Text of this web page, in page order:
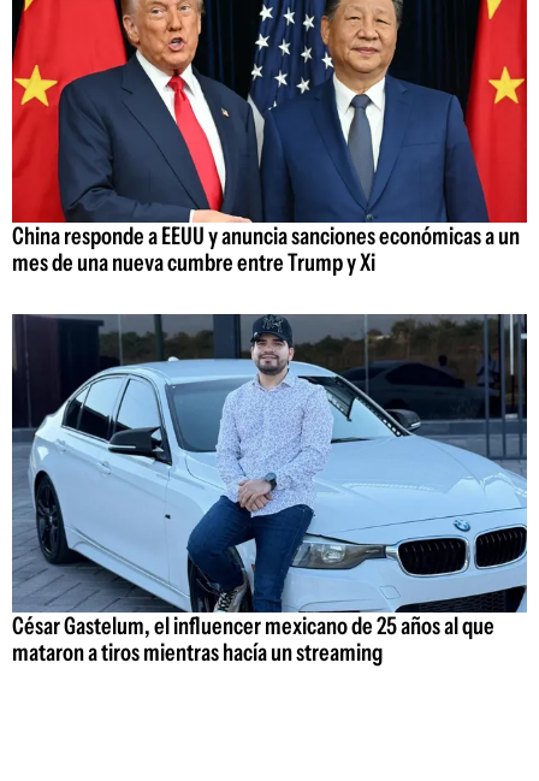
China responde a EEUU y anuncia sanciones económicas a un
mes de una nueva cumbre entre Trump y Xi
César Gastelum, el influencer mexicano de 25 años al que
mataron a tiros mientras hacía un streaming